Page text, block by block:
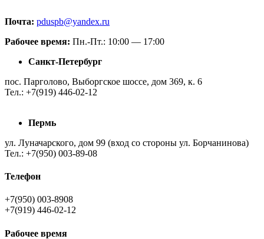
Почта: pduspb@yandex.ru
Рабочее время: Пн.-Пт.: 10:00 — 17:00
Санкт-Петербург
пос. Парголово, Выборгское шоссе, дом 369, к. 6
Тел.: +7(919) 446-02-12
Пермь
ул. Луначарского, дом 99 (вход со стороны ул. Борчанинова)
Тел.: +7(950) 003-89-08
Телефон
+7(950) 003-8908
+7(919) 446-02-12
Рабочее время